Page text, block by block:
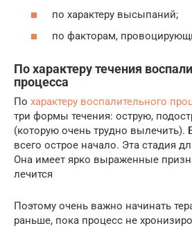
по характеру высыпаний;
по факторам,
По характеру течения
процесса
По характеру воспалительного
три формы течения: острую,
(которую очень трудно вылечить).
всего острое начало. Эта стадия
Она имеет ярко выраженные
лечится
Поэтому очень важно начинать
раньше, пока процесс не